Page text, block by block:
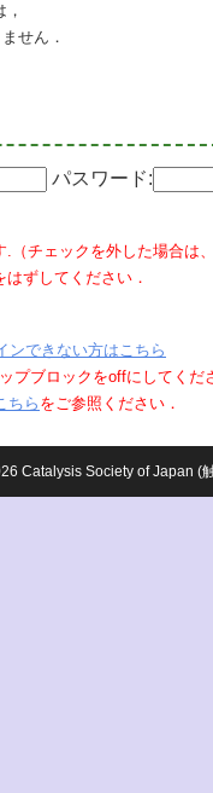
せん．
パスワード:
（チェックを外した場合は
ずしてください．
ンできない方はこちら
プブロックをoffにしてくだ
ちら をご参照ください．
Catalysis Society of Japan (